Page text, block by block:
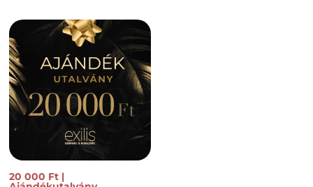
20 000 Ft |